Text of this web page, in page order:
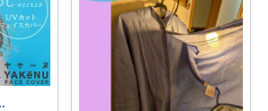
服と雑貨